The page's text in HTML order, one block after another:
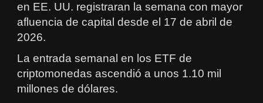
en EE. UU. registraran la semana con mayor
afluencia de capital desde el 17 de abril de
2026.
La entrada semanal en los ETF de
criptomonedas ascendió a unos 1.10 mil
millones de dólares.